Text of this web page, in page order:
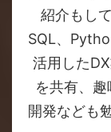
紹介もし
SQL、
活用した
を共有、
開発なども